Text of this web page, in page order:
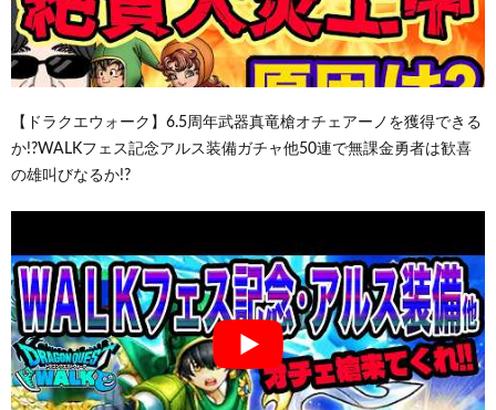
【ドラクエウォーク】6.5周年武器真竜槍オチェアーノを獲得できる
か!?WALKフェス記念アルス装備ガチャ他50連で無課金勇者は歓喜
の雄叫びなるか!?